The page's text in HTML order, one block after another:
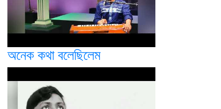
অনেক কথা বলেছিলেম